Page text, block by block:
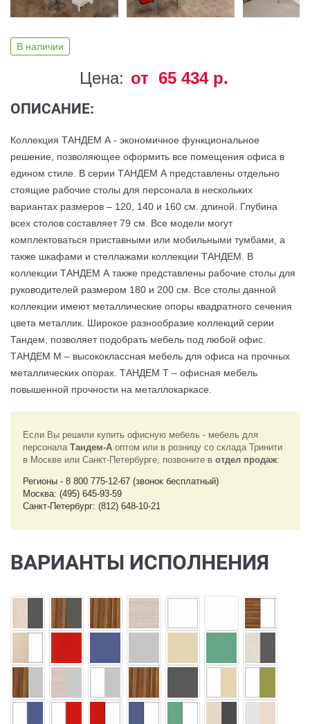
В наличии
Цена: от 65 434 р.
ОПИСАНИЕ:
Коллекция ТАНДЕМ А - экономичное функциональное
решение, позволяющее оформить все помещения офиса в
едином стиле. В серии ТАНДЕМ А представлены отдельно
стоящие рабочие столы для персонала в нескольких
вариантах размеров – 120, 140 и 160 см. длиной. Глубина
всех столов составляет 79 см. Все модели могут
комплектоваться приставными или мобильными тумбами, а
также шкафами и стеллажами коллекции ТАНДЕМ. В
коллекции ТАНДЕМ А также представлены рабочие столы для
руководителей размером 180 и 200 см. Все столы данной
коллекции имеют металлические опоры квадратного сечения
цвета металлик. Широкое разнообразие коллекций серии
Тандем, позволяет подобрать мебель под любой офис.
ТАНДЕМ М – высококлассная мебель для офиса на прочных
металлических опорах. ТАНДЕМ Т – офисная мебель
повышенной прочности на металлокаркасе.
Если Вы решили купить офисную мебель - мебель для
персонала Тандем-А оптом или в розницу со склада Тринити
в Москве или Санкт-Петербурге, позвоните в отдел продаж:
Регионы - 8 800 775-12-67 (звонок бесплатный)
Москва: (495) 645-93-59
Санкт-Петербург: (812) 648-10-21
ВАРИАНТЫ ИСПОЛНЕНИЯ